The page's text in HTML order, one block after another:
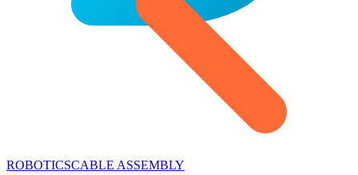
ROBOTICSCABLE ASSEMBLY